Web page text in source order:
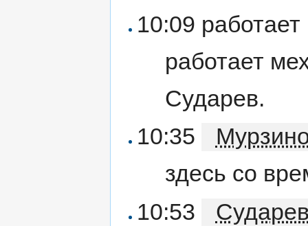
10:09
работает
Сударев.
10:35
здесь со
10:53